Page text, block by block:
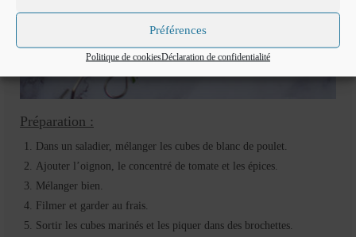
Préférences
Politique de cookiesDéclaration de confidentialité
Préparation :
Dans un saladier, mélanger les cubes de blanc de poulet.
Ajouter l’oignon, le concentré de tomate et les épices.
Mélanger bien.
Filmer et garder au frais.
Sortir les cubes marinés et les piquer dans des brochettes.